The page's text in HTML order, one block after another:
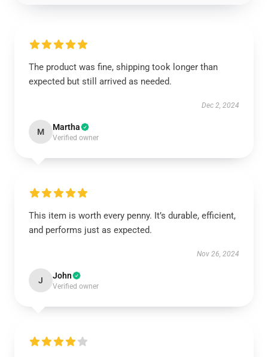
The product was fine, shipping took longer than
expected but still arrived as needed.
Dec 2, 2024
M Martha
Verified owner
This item is worth every penny. It’s durable, efficient,
and performs just as expected.
Nov 26, 2024
J John
Verified owner